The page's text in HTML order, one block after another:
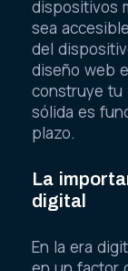
dispositivos
sea
del
diseño web
construye tu
sólida es
plazo.
La
digital
En la era